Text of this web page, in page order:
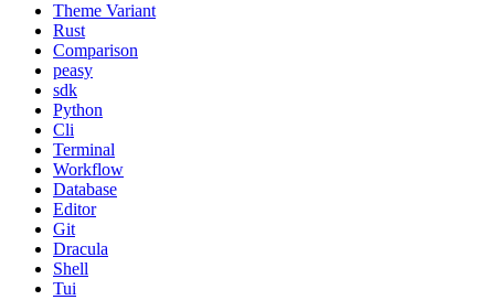
Theme Variant
Rust
Comparison
peasy
sdk
Python
Cli
Terminal
Workflow
Database
Editor
Git
Dracula
Shell
Tui